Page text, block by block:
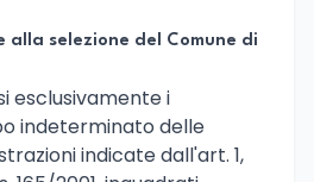
alla selezione del Comune di
esclusivamente i
indeterminato delle
indicate dall'art. 1,